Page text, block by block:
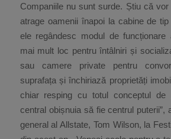
Companiile nu sunt surde. Știu că
atrage oamenii înapoi la cabine de
ele regândesc modul de funcționare
mai mult loc pentru întâlniri și
sau camere private pentru
suprafața și închiriază proprietăți
chiar resping cu totul conceptul de
central obișnuia să fie centrul puterii”,
general al Allstate, Tom Wilson, la